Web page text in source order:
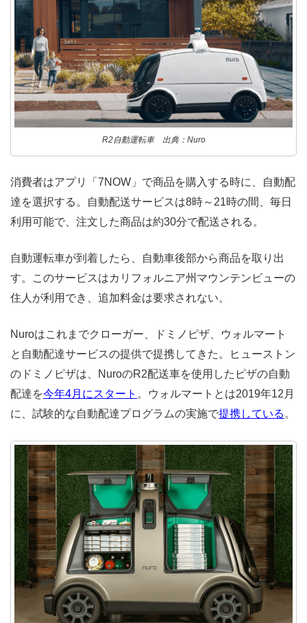
R2自動運転車 出典：Nuro
消費者はアプリ「7NOW」で商品を購入する時に、自動配
達を選択する。自動配送サービスは8時～21時の間、毎日
利用可能で、注文した商品は約30分で配送される。
自動運転車が到着したら、自動車後部から商品を取り出
す。このサービスはカリフォルニア州マウンテンビューの
住人が利用でき、追加料金は要求されない。
Nuroはこれまでクローガー、ドミノピザ、ウォルマート
と自動配達サービスの提供で提携してきた。ヒューストン
のドミノピザは、NuroのR2配送車を使用したピザの自動
配達を今年4月にスタート 。ウォルマートとは2019年12月
に、試験的な自動配達プログラムの実施で提携している 。